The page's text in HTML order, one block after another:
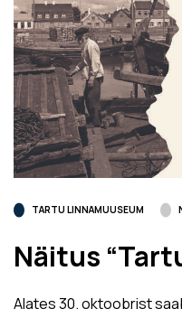
TARTU LINNAMUUSEUM
Näitus
Alates 30. oktoobrist